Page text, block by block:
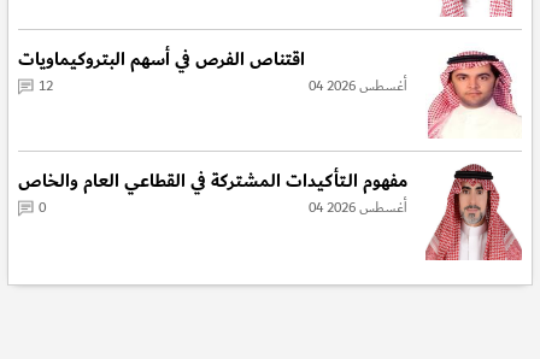
اقتناص الفرص في أسهم البتروكيماويات
04 أغسطس 2026 12
مفهوم الـتأكيدات المشتركة في القطاعي العام والخاص
04 أغسطس 2026 0